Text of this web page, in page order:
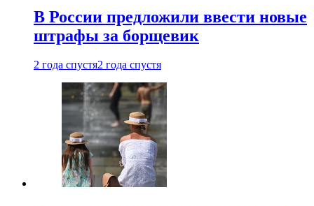
В России предложили ввести новые
штрафы за борщевик
2 года спустя2 года спустя